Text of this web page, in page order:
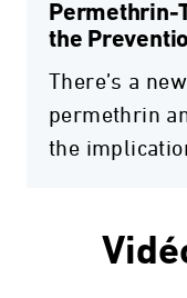
Permethrin-
the
There’s a
permethrin
the